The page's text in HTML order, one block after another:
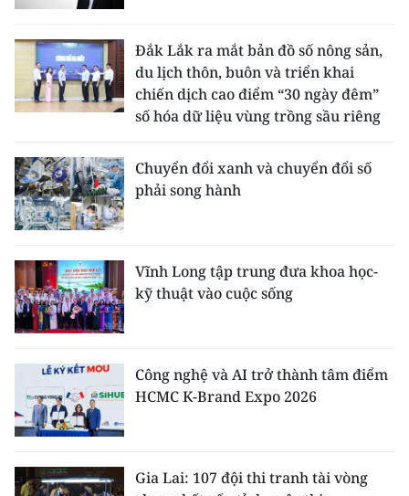
Đắk Lắk ra mắt bản đồ số nông sản,
du lịch thôn, buôn và triển khai
chiến dịch cao điểm “30 ngày đêm”
số hóa dữ liệu vùng trồng sầu riêng
Chuyển đổi xanh và chuyển đổi số
phải song hành
Vĩnh Long tập trung đưa khoa học-
kỹ thuật vào cuộc sống
Công nghệ và AI trở thành tâm điểm
HCMC K-Brand Expo 2026
Gia Lai: 107 đội thi tranh tài vòng